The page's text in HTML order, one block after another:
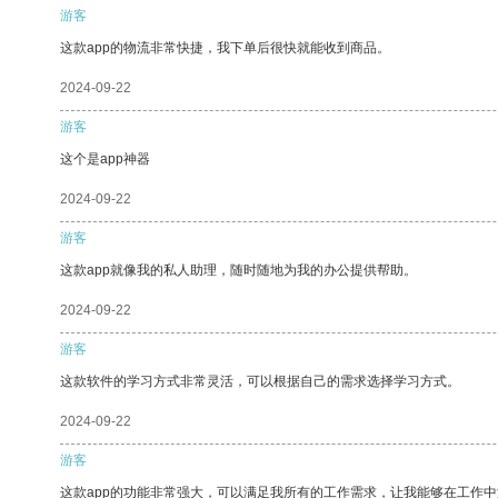
游客
这款app的物流非常快捷，我下单后很快就能收到商品。
2024-09-22
游客
这个是app神器
2024-09-22
游客
这款app就像我的私人助理，随时随地为我的办公提供帮助。
2024-09-22
游客
这款软件的学习方式非常灵活，可以根据自己的需求选择学习方式。
2024-09-22
游客
这款app的功能非常强大，可以满足我所有的工作需求，让我能够在工作中